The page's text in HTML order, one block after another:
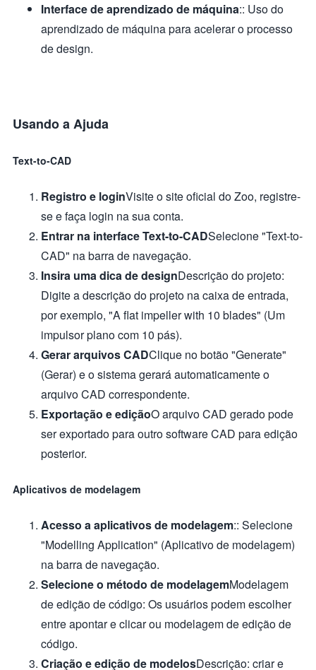
Interface de aprendizado de máquina:: Uso do
aprendizado de máquina para acelerar o processo
de design.
Usando a Ajuda
Text-to-CAD
Registro e loginVisite o site oficial do Zoo, registre-
se e faça login na sua conta.
Entrar na interface Text-to-CADSelecione "Text-to-
CAD" na barra de navegação.
Insira uma dica de designDescrição do projeto:
Digite a descrição do projeto na caixa de entrada,
por exemplo, "A flat impeller with 10 blades" (Um
impulsor plano com 10 pás).
Gerar arquivos CADClique no botão "Generate"
(Gerar) e o sistema gerará automaticamente o
arquivo CAD correspondente.
Exportação e ediçãoO arquivo CAD gerado pode
ser exportado para outro software CAD para edição
posterior.
Aplicativos de modelagem
Acesso a aplicativos de modelagem:: Selecione
"Modelling Application" (Aplicativo de modelagem)
na barra de navegação.
Selecione o método de modelagemModelagem
de edição de código: Os usuários podem escolher
entre apontar e clicar ou modelagem de edição de
código.
Criação e edição de modelosDescrição: criar e